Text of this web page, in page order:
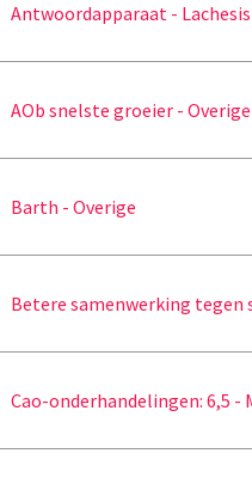
Antwoordapparaat - Lachesis
AOb snelste groeier - Overige
Barth - Overige
Betere samenwerking tegen
Cao-onderhandelingen: 6,5 -